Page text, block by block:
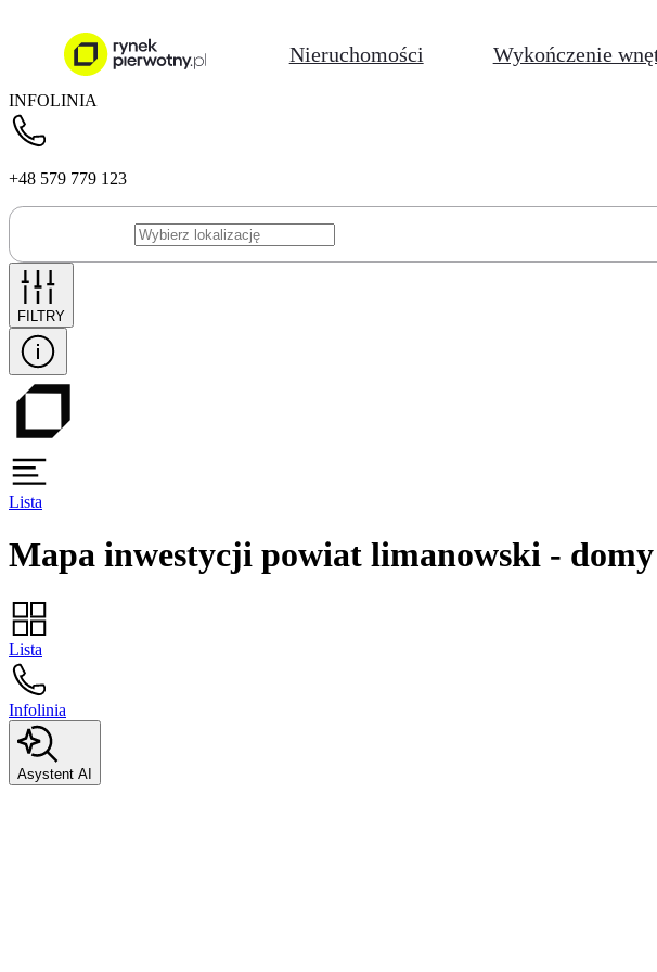
Nieruchomości Wykończenie
INFOLINIA
+48 579 779 123
FILTRY
Lista
Mapa inwestycji powiat limanowski - domy
Lista
Infolinia
Asystent AI